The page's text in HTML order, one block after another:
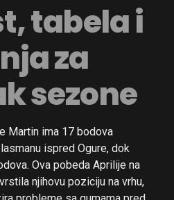
tabela i
za
sezone
Martin ima 17 bodova
ispred Ogure, dok
Ova pobeda Aprilije na
njihovu poziciju na vrhu,